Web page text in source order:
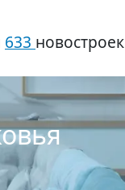
633 новостроек